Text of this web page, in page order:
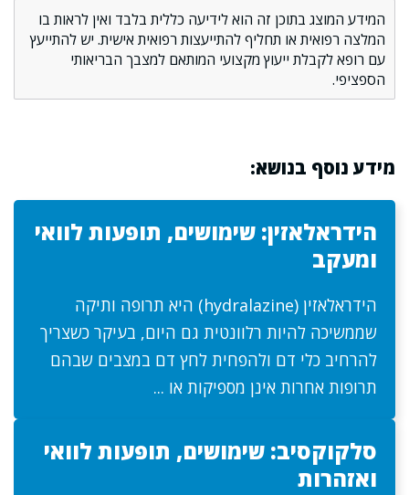
המידע המוצג בתוכן זה הוא לידיעה כללית בלבד ואין לראות בו
המלצה רפואית או תחליף להתייעצות רפואית אישית. יש להתייעץ
עם רופא לקבלת ייעוץ מקצועי המותאם למצבך הבריאותי
הספציפי.
מידע נוסף בנושא:
הידראלאזין: שימושים, תופעות לוואי
ומעקב
הידראלאזין (hydralazine) היא תרופה ותיקה
שממשיכה להיות רלוונטית גם היום, בעיקר כשצריך
להרחיב כלי דם ולהפחית לחץ דם במצבים שבהם
תרופות אחרות אינן מספיקות או ...
סלקוקסיב: שימושים, תופעות לוואי
ואזהרות